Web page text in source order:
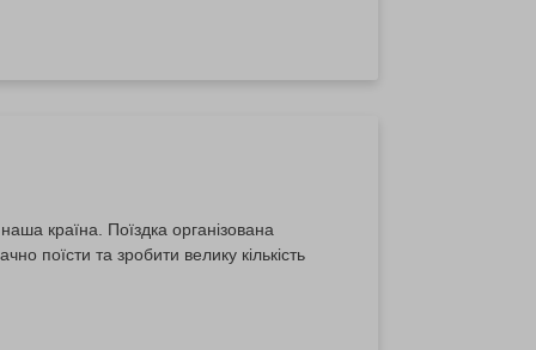
країна. Поїздка організована
поїсти та зробити велику кількість